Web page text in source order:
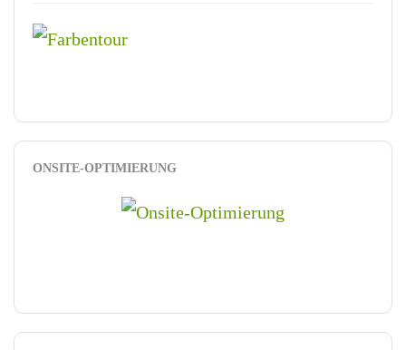
ONSITE-OPTIMIERUNG